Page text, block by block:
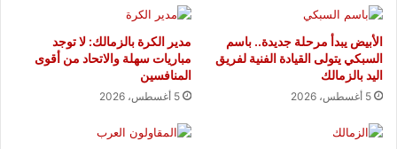
الأبيض يبدأ مرحلة جديدة.. باسم
السبكي يتولى القيادة الفنية لفريق
اليد بالزمالك
5 أغسطس، 2026
مدير الكرة بالزمالك: لا توجد
مباريات سهلة والاتحاد من أقوى
المنافسين
5 أغسطس، 2026